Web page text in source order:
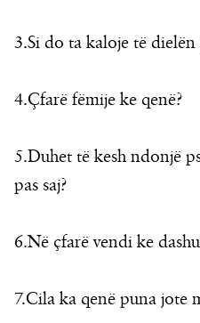
3.Si do ta kaloje të dielën
4.Çfarë fëmije ke qenë?
5.Duhet të kesh ndonjë
pas saj?
6.Në çfarë vendi ke
7.Cila ka qenë puna jote